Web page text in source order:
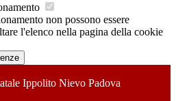
non possono essere
l'elenco nella pagina della cookie
Ippolito Nievo Padova